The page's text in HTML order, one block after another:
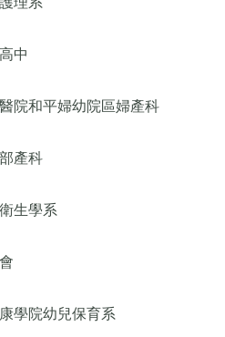
中
院和平婦幼院區婦產科
產科
生學系
學院幼兒保育系